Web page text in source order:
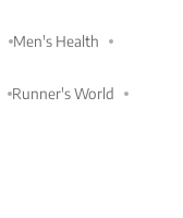
Men's Health
Runner's World